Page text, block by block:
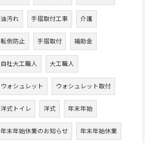
油汚れ 手摺取付工事 介護
転倒防止 手摺取付 補助金
自社大工職人 大工職人
ウォシュレット ウォシュレット取付
洋式トイレ 洋式 年末年始
年末年始休業のお知らせ 年末年始休業